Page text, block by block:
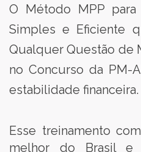
O Método MPP
Simples e Eficiente
Qualquer Questão de
no Concurso da PM-
estabilidade financeira.
Esse treinamento
melhor do Brasil e